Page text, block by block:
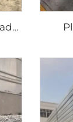
Placa de acero al carbono, placa cuadrada de acero